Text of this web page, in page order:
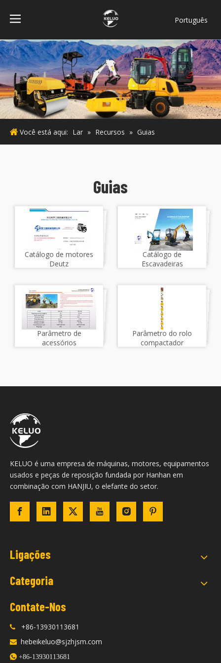
Português
Bahasa
indonesia
Türk dili
ไทย
Italiano
Deutsch
Você está aqui: Lar » Recursos » Guias
Guias
Catálogo de motores
Deutz
Catálogo de
Escavadeiras
Parâmetro de
acessórios
Parâmetro do rolo
compactador
KELUO é uma empresa de máquinas, motores, equipamentos
usados ​​e peças de reposição fundada por Hanhan em
combinação com HANJIU, o elefante do setor.
Ligações
Categoria
Contate-Nos
 +86-13930113681
 hebeikeluo@sjzhjsm.com
 +86-13930113681